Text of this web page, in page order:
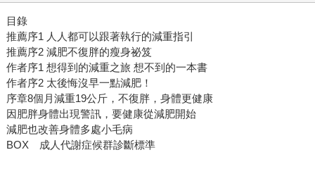
目錄
推薦序1 人人都可以跟著執行的減重指引
推薦序2 減肥不復胖的瘦身祕笈
作者序1 想得到的減重之旅 想不到的一本書
作者序2 太後悔沒早一點減肥！
序章8個月減重19公斤，不復胖，身體更健康
因肥胖身體出現警訊，要健康從減肥開始
減肥也改善身體多處小毛病
BOX 成人代謝症候群診斷標準